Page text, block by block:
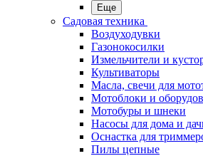
Еще
Садовая техника
Воздуходувки
Газонокосилки
Измельчители и
Культиваторы
Масла, свечи для
Мотоблоки и
Мотобуры и шнеки
Насосы для дома и
Оснастка для
Пилы цепные